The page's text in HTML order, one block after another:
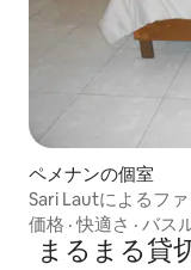
ペメナンの個室
Sari Lautによるフ
価格 ·快適さ · バス
まるまる貸